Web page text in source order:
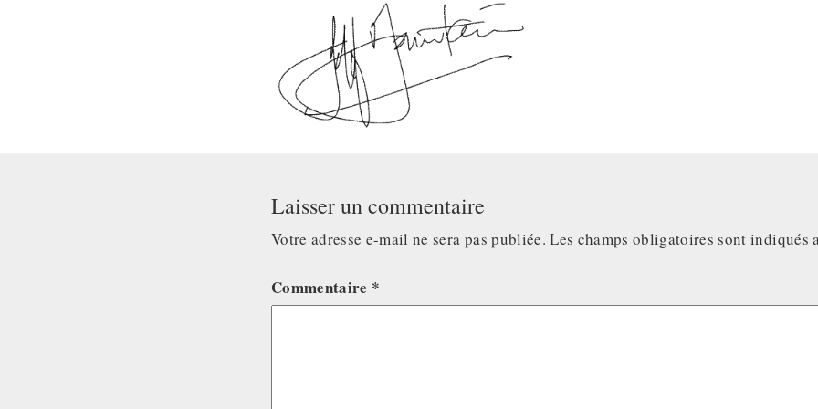
Laisser un commentaire
Votre adresse e-mail ne sera pas publiée. Les champs obligatoires sont indiqués
Commentaire *